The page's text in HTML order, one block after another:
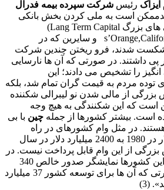
ایزاک رئیس شرکت سپرده بیمه فدرال
است به ملی کردن بخش بانکی
بزرگ (Lang Term Capital
و سایرین که در
شدند، فرو ریختن چندین شرکت
را در 2003- 2001 در پی داشتند. در صورتی که آن ها نارسایی
را تشخیص می دادند؛ این
توده مردم به قیمت گران تمام شد، بلکه
بزرگی از مالی شدن نو لیبرالی شکننده
است که این شکنندگی به هیچ وجه
است. بیشتر کشورها از جمله چین با بی
هستند. در مثل وام کشورهای در راه
توسعه «از 580 میلیارد دلار در 1980 به 2400 میلیارد دلار در سال
بزرگی از این وام قابل پرداخت نیست. در
2002 ، خدمات وام برای این کشورها نمایشگر صدور خالص 340
میلیارد دلار است، در صورتی که آن ها برای توسعه کشور 37 میلیارد
(3)